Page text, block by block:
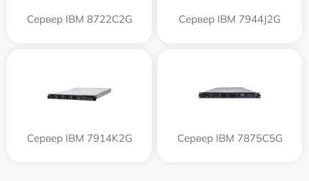
Сервер IBM 8722C2G Сервер IBM 7944J2G
Сервер IBM 7914K2G Сервер IBM 7875C5G